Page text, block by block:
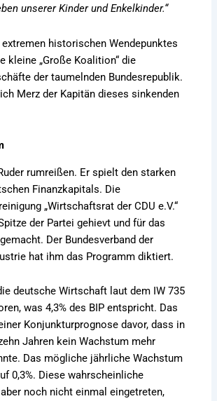
unserer Kinder und Enkelkinder.“
historischen Wendepunktes
kleine „Große Koalition“ die
der taumelnden Bundesrepublik.
Merz der Kapitän dieses sinkenden
rumreißen. Er spielt den starken
Finanzkapitals. Die
„Wirtschaftsrat der CDU e.V.“
der Partei gehievt und für das
Der Bundesverband der
hat ihm das Programm diktiert.
deutsche Wirtschaft laut dem IW 735
was 4,3% des BIP entspricht. Das
Konjunkturprognose davor, dass in
Jahren kein Wachstum mehr
Das mögliche jährliche Wachstum
0,3%. Diese wahrscheinliche
noch nicht einmal eingetreten,